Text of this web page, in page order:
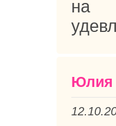
на
Юлия